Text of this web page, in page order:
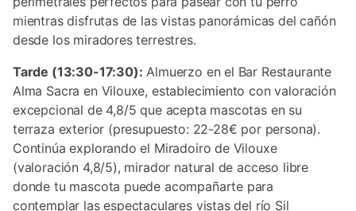
mientras disfrutas de las vistas panorámicas del cañón
desde los miradores terrestres.
Tarde (13:30-17:30): Almuerzo en el Bar Restaurante
Alma Sacra en Vilouxe, establecimiento con valoración
excepcional de 4,8/5 que acepta mascotas en su
terraza exterior (presupuesto: 22-28€ por persona).
Continúa explorando el Miradoiro de Vilouxe
(valoración 4,8/5), mirador natural de acceso libre
donde tu mascota puede acompañarte para
contemplar las espectaculares vistas del río Sil